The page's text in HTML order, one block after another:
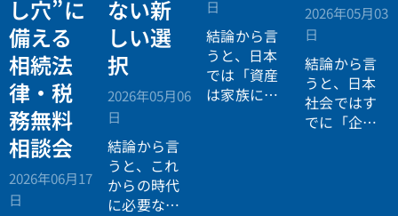
し穴”に
備える
相続法
律・税
務無料
相談会
2026年06月17
日
ない新
しい選
択
2026年05月06
日
結論から言
うと、これ
からの時代
に必要なの
日
結論から言
うと、日本
では「資産
は家族に引
2026年05月03
日
結論から言
うと、日本
社会ではす
でに「企業